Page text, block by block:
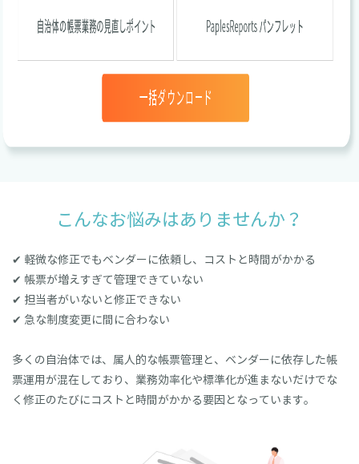
こんなお悩みはありませんか？
✔ 軽微な修正でもベンダーに依頼し、コストと時間がかかる
✔ 帳票が増えすぎて管理できていない
✔ 担当者がいないと修正できない
✔ 急な制度変更に間に合わない
多くの自治体では、属人的な帳票管理と、ベンダーに依存した帳
票運用が混在しており、 業務効率化や標準化が進まないだけでな
く修正のたびにコストと時間がかかる要因となっています。